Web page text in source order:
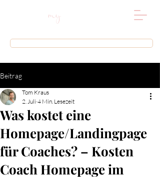
my
Beitrag
Was kostet eine
Homepage/Landingpage
für Coaches? – Kosten
Coach Homepage im
Tom Kraus
2. Juli 4 Min. Lesezeit